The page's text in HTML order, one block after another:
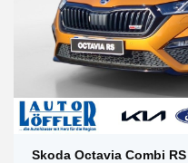
Skoda Octavia Combi